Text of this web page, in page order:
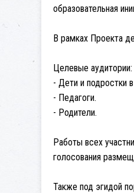
образовательная
В рамках Проекта
Целевые аудитории:
- Дети и подростки
- Педагоги.
- Родители.
Работы всех
голосования
Также под эгидой